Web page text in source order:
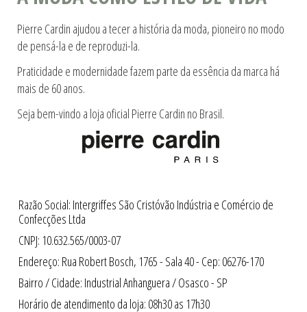
Pierre Cardin ajudou a tecer a história da moda, pioneiro no modo
de pensá-la e de reproduzi-la.
Praticidade e modernidade fazem parte da essência da marca há
mais de 60 anos.
Seja bem-vindo a loja oficial Pierre Cardin no Brasil.
Razão Social: Intergriffes São Cristóvão Indústria e Comércio de
Confecções Ltda
CNPJ: 10.632.565/0003-07
Endereço: Rua Robert Bosch, 1765 - Sala 40 - Cep: 06276-170
Bairro / Cidade: Industrial Anhanguera / Osasco - SP
Horário de atendimento da loja: 08h30 as 17h30